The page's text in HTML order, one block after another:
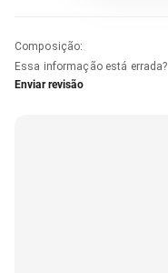
Composição:
Essa informação está errada?
Enviar revisão